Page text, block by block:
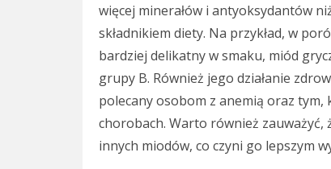
więcej minerałów i antyoksydantów
składnikiem diety. Na przykład, w
bardziej delikatny w smaku, miód
grupy B. Również jego działanie
polecany osobom z anemią oraz
chorobach. Warto również zauważyć,
innych miodów, co czyni go lepszym